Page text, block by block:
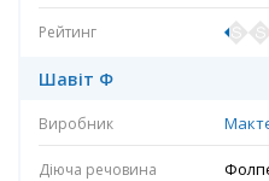
Шавіт Ф